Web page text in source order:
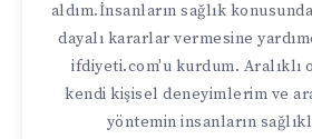
aldım.İnsanların sağlık
dayalı kararlar vermesine
ifdiyeti.com'u kurdum. Aralıklı
kendi kişisel deneyimlerim ve
yöntemin insanların